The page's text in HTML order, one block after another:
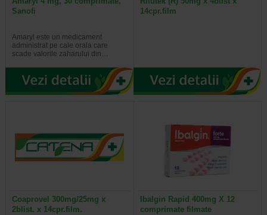
Sanofi
Amaryl este un medicament
administrat pe cale orala care
scade valorile zaharului din…
14cpr.film
Coaprovel 300mg/25mg x
2blist. x 14cpr.film.
Ibalgin Rapid 400mg X 12
comprimate filmate